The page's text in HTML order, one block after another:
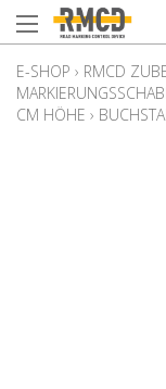
E-SHOP › RMCD
CM HÖHE ›